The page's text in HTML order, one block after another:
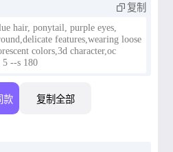
复制
hair, ponytail, purple eyes,
features,wearing loose
colors,3d character,oc
--s 180
款 复制全部